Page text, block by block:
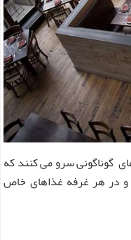
گوناگونی سرو می کنند که
در هر غرفه غذاهای خاص